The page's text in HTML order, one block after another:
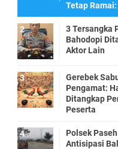
Tetap
3 Tersangka
Bahodopi
Aktor Lain
Gerebek
Pengamat:
Ditangkap
Peserta
Polsek
Antisipasi